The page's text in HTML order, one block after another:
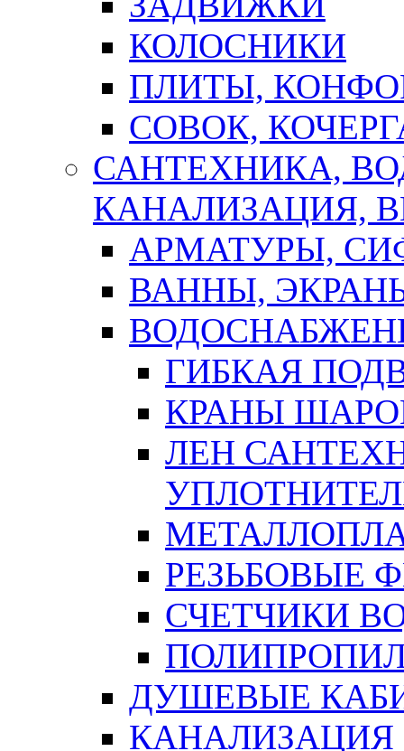
КОЛОСНИКИ
ПЛИТЫ,
СОВОК,
САНТЕХНИКА,
КАНАЛИЗАЦИЯ,
АРМАТУРЫ,
ВАННЫ,
ГИБКАЯ
КРАНЫ
ЛЕН
РЕЗЬБОВЫЕ
СЧЕТЧИКИ
ДУШЕВЫЕ
КАНАЛИЗАЦИЯ